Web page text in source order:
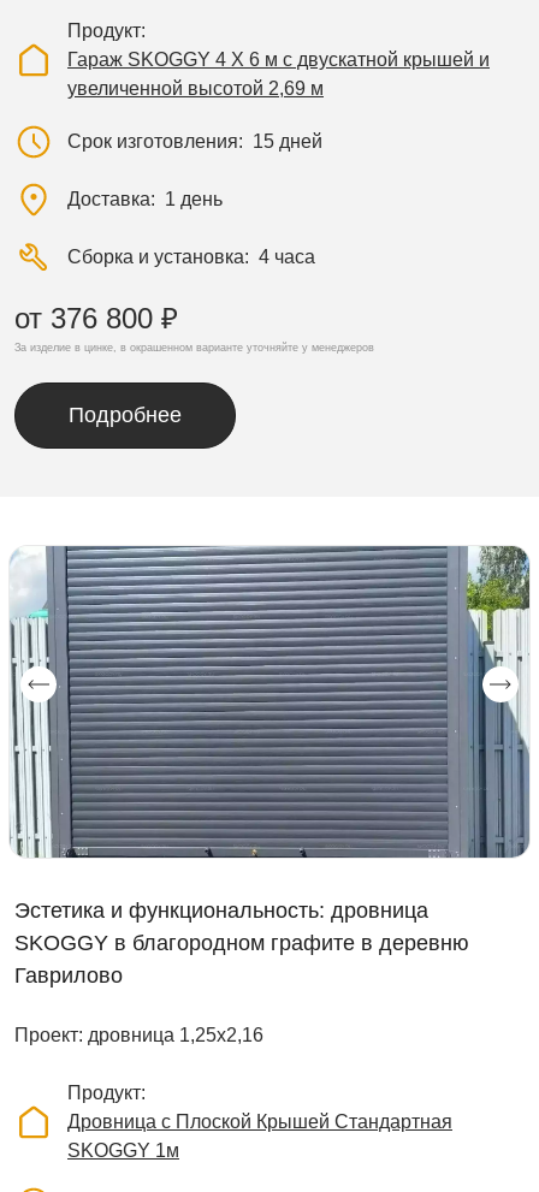
Продукт
Гараж SKOGGY 4 Х 6 м с двускатной крышей и
увеличенной высотой 2,69 м
Срок изготовления 15 дней
Доставка 1 день
Сборка и установка 4 часа
от 376 800 ₽
За изделие в цинке, в окрашенном варианте уточняйте у менеджеров
Подробнее
Эстетика и функциональность: дровница
SKOGGY в благородном графите в деревню
Гаврилово
Проект: дровница 1,25х2,16
Продукт
Дровница с Плоской Крышей Стандартная
SKOGGY 1м